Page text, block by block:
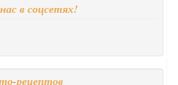
в соцсетях!
рецептов